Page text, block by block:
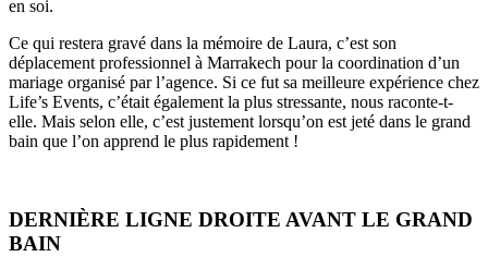
en soi.
Ce qui restera gravé dans la mémoire de Laura, c’est son
déplacement professionnel à Marrakech pour la coordination d’un
mariage organisé par l’agence. Si ce fut sa meilleure expérience chez
Life’s Events, c’était également la plus stressante, nous raconte-t-
elle. Mais selon elle, c’est justement lorsqu’on est jeté dans le grand
bain que l’on apprend le plus rapidement !
DERNIÈRE LIGNE DROITE AVANT LE GRAND
BAIN